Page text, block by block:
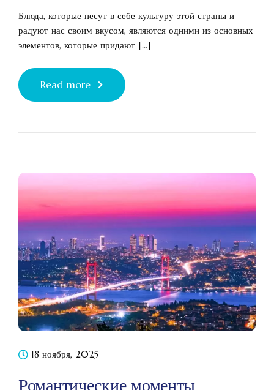
Блюда, которые несут в себе культуру этой страны и
радуют нас своим вкусом, являются одними из основных
элементов, которые придают [...]
Read more
18 ноября, 2025
Романтические моменты